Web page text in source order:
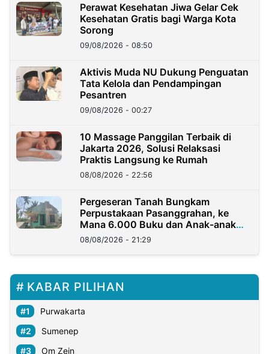
Perawat Kesehatan Jiwa Gelar Cek
Kesehatan Gratis bagi Warga Kota
Sorong
09/08/2026 - 08:50
Aktivis Muda NU Dukung Penguatan
Tata Kelola dan Pendampingan
Pesantren
09/08/2026 - 00:27
10 Massage Panggilan Terbaik di
Jakarta 2026, Solusi Relaksasi
Praktis Langsung ke Rumah
08/08/2026 - 22:56
Pergeseran Tanah Bungkam
Perpustakaan Pasanggrahan, ke
Mana 6.000 Buku dan Anak-anak
Kini?
08/08/2026 - 21:29
KABAR PILIHAN
Purwakarta
Sumenep
Om Zein